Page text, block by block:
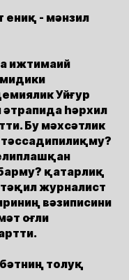
ениқ - мәнзил
ижтимаий
Уйғур
һәрхил
Бу мәхсәтлик
қатарлиқ
журналист
вәзиписини
оғли
толуқ